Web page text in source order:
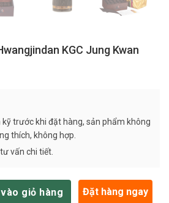
KGC Jung Kwan
trước khi đặt hàng, sản phẩm không
thích, không hợp.
vấn chi tiết.
KGC Jung Kwan Jang – 30
giỏ hàng Đặt hàng ngay